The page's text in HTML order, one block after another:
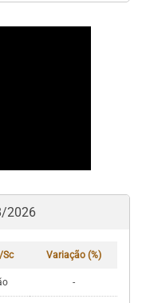
2026
Sc Variação (%)
-